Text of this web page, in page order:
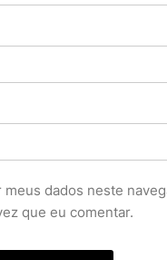
meus dados neste
que eu comentar.